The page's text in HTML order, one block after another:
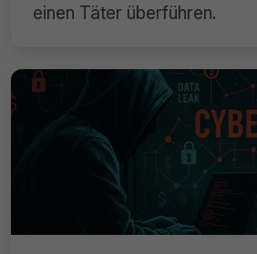
einen Täter überführen.